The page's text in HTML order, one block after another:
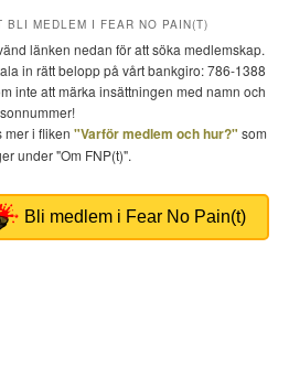
BLI MEDLEM I FEAR NO PAIN(T)
länken nedan för att söka medlemskap.
in rätt belopp på vårt bankgiro: 786-1388
inte att märka insättningen med namn och
mer i fliken "Varför medlem och hur?" som
under "Om FNP(t)".
Bli medlem i Fear No Pain(t)